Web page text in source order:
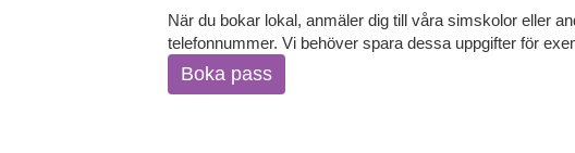
När du bokar lokal, anmäler dig till våra simskolor eller
telefonnummer. Vi behöver spara dessa uppgifter för
Boka pass